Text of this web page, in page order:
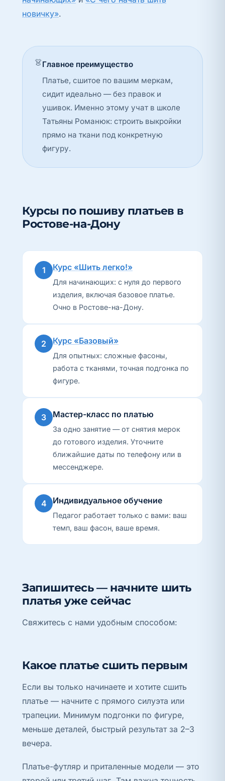
новичку».
👗Главное преимущество
Платье, сшитое по вашим меркам,
сидит идеально — без правок и
ушивок. Именно этому учат в школе
Татьяны Романюк: строить выкройки
прямо на ткани под конкретную
фигуру.
Курсы по пошиву платьев в
Ростове-на-Дону
1 Курс «Шить легко!»
Для начинающих: с нуля до первого
изделия, включая базовое платье.
Очно в Ростове-на-Дону.
2 Курс «Базовый»
Для опытных: сложные фасоны,
работа с тканями, точная подгонка по
фигуре.
3 Мастер-класс по платью
За одно занятие — от снятия мерок
до готового изделия. Уточните
ближайшие даты по телефону или в
мессенджере.
4 Индивидуальное обучение
Педагог работает только с вами: ваш
темп, ваш фасон, ваше время.
Запишитесь — начните шить
платья уже сейчас
Свяжитесь с нами удобным способом:
Какое платье сшить первым
Если вы только начинаете и хотите сшить
платье — начните с прямого силуэта или
трапеции. Минимум подгонки по фигуре,
меньше деталей, быстрый результат за 2–3
вечера.
Платье-футляр и приталенные модели — это